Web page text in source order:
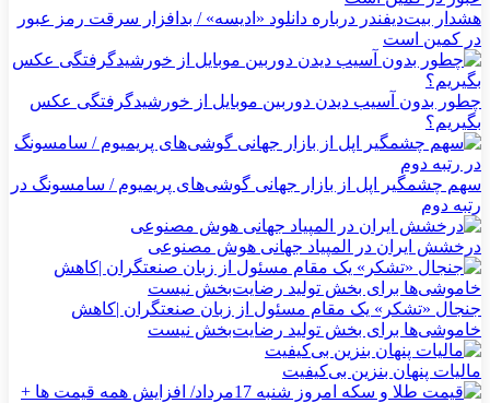
هشدار بیت‌دیفندر درباره دانلود «ادیسه» / بدافزار سرقت رمز عبور
در کمین است
چطور بدون آسیب دیدن دوربین موبایل از خورشیدگرفتگی عکس
بگیریم؟
سهم چشمگیر اپل از بازار جهانی گوشی‌های پریمیوم / سامسونگ در
رتبه دوم
درخشش ایران در المپیاد جهانی هوش مصنوعی
جنجال «تشکر» یک مقام مسئول از زبان صنعتگران |کاهش
خاموشی‌ها برای بخش تولید رضایت‌بخش نیست
مالیات پنهان بنزین بی‌کیفیت